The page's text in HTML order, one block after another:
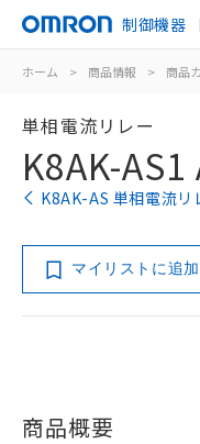
制御機器
ホーム > 商品情報 > 商品
単相電流リレー
K8AK-
K8AK-AS 単相電流リ
マイリストに追加
商品概要